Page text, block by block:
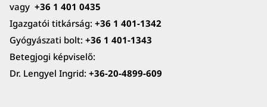
vagy +36 1 401 0435
Igazgatói titkárság: +36 1 401-1342
Gyógyászati bolt: +36 1 401-1343
Betegjogi képviselő:
Dr. Lengyel Ingrid: +36-20-4899-609